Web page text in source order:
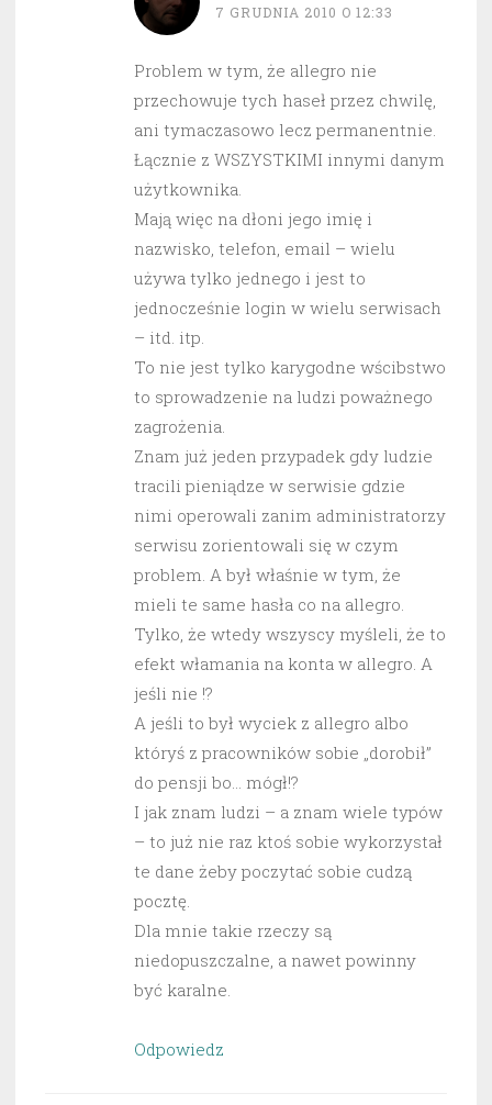
7 GRUDNIA 2010 O 12:33
Problem w tym, że allegro nie
przechowuje tych haseł przez chwilę,
ani tymaczasowo lecz permanentnie.
Łącznie z WSZYSTKIMI innymi danym
użytkownika.
Mają więc na dłoni jego imię i
nazwisko, telefon, email – wielu
używa tylko jednego i jest to
jednocześnie login w wielu serwisach
– itd. itp.
To nie jest tylko karygodne wścibstwo
to sprowadzenie na ludzi poważnego
zagrożenia.
Znam już jeden przypadek gdy ludzie
tracili pieniądze w serwisie gdzie
nimi operowali zanim administratorzy
serwisu zorientowali się w czym
problem. A był właśnie w tym, że
mieli te same hasła co na allegro.
Tylko, że wtedy wszyscy myśleli, że to
efekt włamania na konta w allegro. A
jeśli nie !?
A jeśli to był wyciek z allegro albo
któryś z pracowników sobie „dorobił”
do pensji bo… mógł!?
I jak znam ludzi – a znam wiele typów
– to już nie raz ktoś sobie wykorzystał
te dane żeby poczytać sobie cudzą
pocztę.
Dla mnie takie rzeczy są
niedopuszczalne, a nawet powinny
być karalne.
Odpowiedz